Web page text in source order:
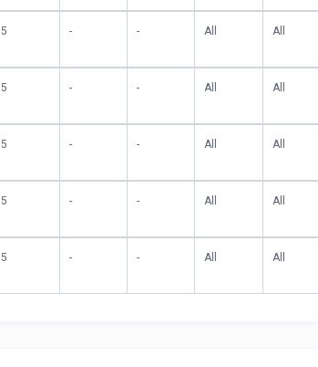
5 - - All All
5 - - All All
5 - - All All
5 - - All All
5 - - All All